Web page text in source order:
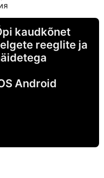
kaudkõnet
reeglite ja
Android